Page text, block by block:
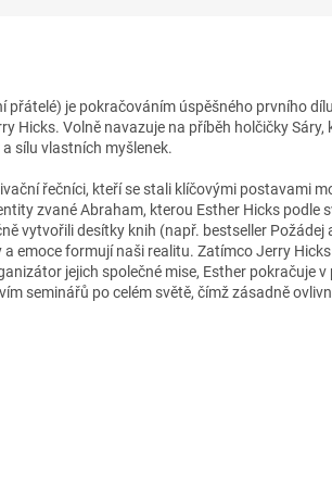
je pokračováním úspěšného prvního dílu
Hicks. Volně navazuje na příběh holčičky Sáry,
sílu vlastních myšlenek.
řečníci, kteří se stali klíčovými postavami
zvané Abraham, kterou Esther Hicks podle
vytvořili desítky knih (např. bestseller Požádej
emoce formují naši realitu. Zatímco Jerry
jejich společné mise, Esther pokračuje v
seminářů po celém světě, čímž zásadně